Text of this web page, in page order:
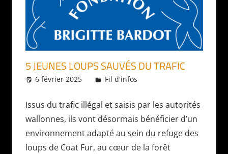
5 JEUNES LOUPS SAUVÉS DU TRAFIC
6 février 2025 Daniel
Fil d'infos
Issus du trafic illégal et saisis par les autorités
wallonnes, ils vont désormais bénéficier d’un
environnement adapté au sein du refuge des
loups de Coat Fur, au cœur de la forêt